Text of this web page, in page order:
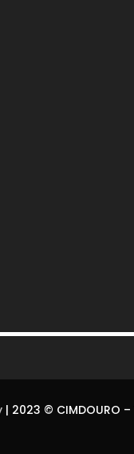
| 2023 © CIMDOURO